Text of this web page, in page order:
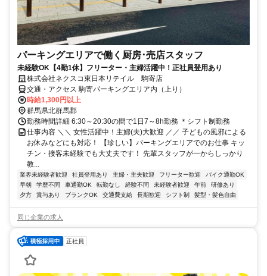
パーキングエリアで働く厨房･売店スタッフ
未経験OK【4勤1休】フリーター・主婦活躍中！正社員登用あり
株式会社ネクスコ東日本リテイル 駒寄店
交通・アクセス 駒寄パーキングエリア内（上り）
時給1,300円以上
群馬県北群馬郡
勤務時間詳細 6:30～20:30の間で1日7～8h勤務 ＊シフト制勤務
仕事内容 ＼＼ 女性活躍中！主婦(夫)大歓迎 ／／ 子どもの風邪による
お休みなどにも対応！ 【珍しい】パーキングエリアでのお仕事 キッ
チン・接客未経験でも大丈夫です！ 先輩スタッフが一からしっかり
教...
業界未経験者歓迎 社員登用あり 主婦・主夫歓迎 フリーター歓迎
バイク通勤OK
早朝
学歴不問 車通勤OK 転勤なし 経験不問 未経験者歓迎 午前
研修あり
夕方
賞与あり ブランクOK 交通費支給 長期歓迎 シフト制 髪型・髪色自由
同じ企業の求人
正社員